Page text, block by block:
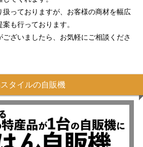
扱っておりますが、お客様の商材を幅広
も行っております。
ございましたら、お気軽にご相談くださ
タイルの自販機